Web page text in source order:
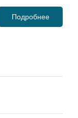
Подробнее